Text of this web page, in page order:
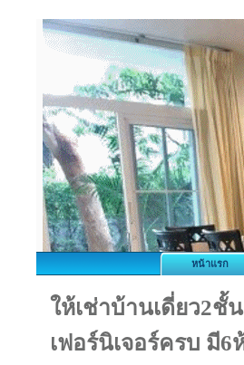
หน้าแรก
ให้เช่าบ้านเดี่ยว2ชั้
เฟอร์นิเจอร์ครบ มี